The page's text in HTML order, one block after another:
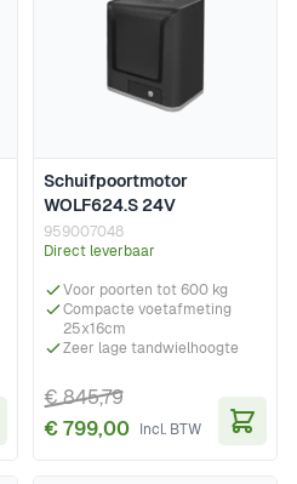
Schuifpoortmotor
WOLF624.S 24V
959007048
Direct leverbaar
Voor poorten tot 600 kg
Compacte voetafmeting
25x16cm
Zeer lage tandwielhoogte
€ 799,00
€ 845,79